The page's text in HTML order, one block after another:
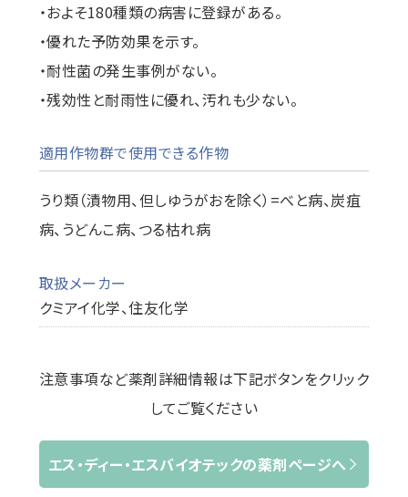
・およそ180種類の病害に登録がある。
・優れた予防効果を示す。
・耐性菌の発生事例がない。
・残効性と耐雨性に優れ、汚れも少ない。
適用作物群で使用できる作物
うり類（漬物用、但しゆうがおを除く）=べと病、炭疽
病、うどんこ病、つる枯れ病
取扱メーカー
クミアイ化学、住友化学
注意事項など薬剤詳細情報は下記ボタンをクリック
してご覧ください
エス・ディー・エスバイオテックの薬剤ページへ